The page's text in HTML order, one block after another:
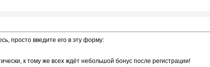
просто введите его в эту форму:
к тому же всех ждёт небольшой бонус после регистрации!